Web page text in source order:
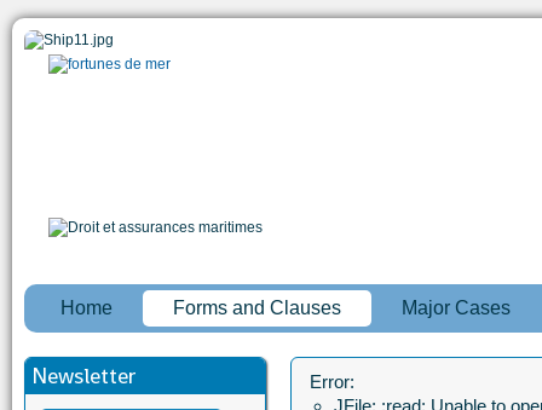
Home Forms and Clauses Major Cases
Newsletter
Error:
JFile: :read: Unable to